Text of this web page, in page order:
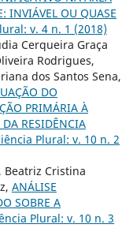
INVIÁVEL OU QUASE
v. 4 n. 1 (2018)
Cerqueira Graça
Rodrigues,
dos Santos Sena,
DO
PRIMÁRIA À
DA RESIDÊNCIA
Plural: v. 10 n. 2
Beatriz Cristina
ANÁLISE
SOBRE A
Plural: v. 10 n. 3